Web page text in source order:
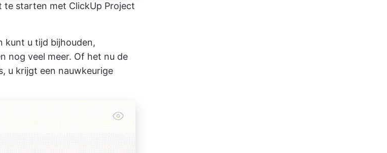
te starten met ClickUp Project
kunt u tijd bijhouden,
nog veel meer. Of het nu de
u krijgt een nauwkeurige